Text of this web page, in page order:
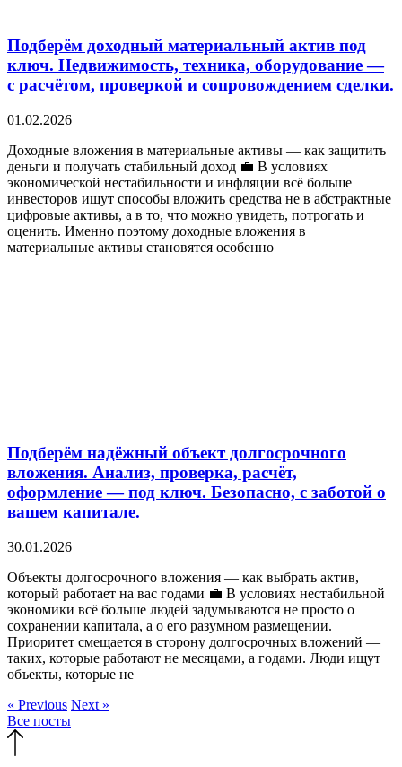
Подберём доходный материальный актив под
ключ. Недвижимость, техника, оборудование —
с расчётом, проверкой и сопровождением сделки.
01.02.2026
Доходные вложения в материальные активы — как защитить
деньги и получать стабильный доход 💼 В условиях
экономической нестабильности и инфляции всё больше
инвесторов ищут способы вложить средства не в абстрактные
цифровые активы, а в то, что можно увидеть, потрогать и
оценить. Именно поэтому доходные вложения в
материальные активы становятся особенно
Подберём надёжный объект долгосрочного
вложения. Анализ, проверка, расчёт,
оформление — под ключ. Безопасно, с заботой о
вашем капитале.
30.01.2026
Объекты долгосрочного вложения — как выбрать актив,
который работает на вас годами 💼 В условиях нестабильной
экономики всё больше людей задумываются не просто о
сохранении капитала, а о его разумном размещении.
Приоритет смещается в сторону долгосрочных вложений —
таких, которые работают не месяцами, а годами. Люди ищут
объекты, которые не
« Previous Next »
Все посты